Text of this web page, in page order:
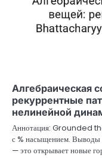
Алгебраическая
рекуррентные
нелинейной
Аннотация: Grounded
с % насыщением. Выводы
— это открывает новые